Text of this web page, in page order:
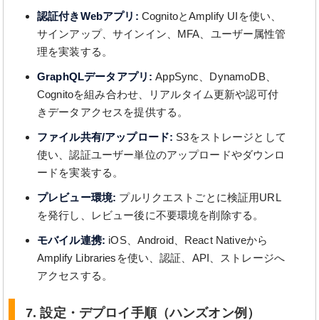
認証付きWebアプリ: CognitoとAmplify UIを使い、
サインアップ、サインイン、MFA、ユーザー属性管
理を実装する。
GraphQLデータアプリ: AppSync、DynamoDB、
Cognitoを組み合わせ、リアルタイム更新や認可付
きデータアクセスを提供する。
ファイル共有/アップロード: S3をストレージとして
使い、認証ユーザー単位のアップロードやダウンロ
ードを実装する。
プレビュー環境: プルリクエストごとに検証用URL
を発行し、レビュー後に不要環境を削除する。
モバイル連携: iOS、Android、React Nativeから
Amplify Librariesを使い、認証、API、ストレージへ
アクセスする。
7. 設定・デプロイ手順（ハンズオン例）